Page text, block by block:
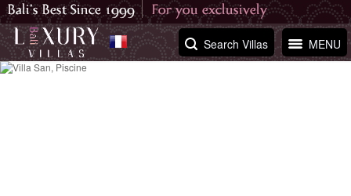
MENU
Search Villas